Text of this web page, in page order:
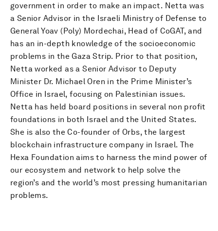
government in order to make an impact. Netta was
a Senior Advisor in the Israeli Ministry of Defense to
General Yoav (Poly) Mordechai, Head of CoGAT, and
has an in-depth knowledge of the socioeconomic
problems in the Gaza Strip. Prior to that position,
Netta worked as a Senior Advisor to Deputy
Minister Dr. Michael Oren in the Prime Minister’s
Office in Israel, focusing on Palestinian issues.
Netta has held board positions in several non profit
foundations in both Israel and the United States.
She is also the Co-founder of Orbs, the largest
blockchain infrastructure company in Israel. The
Hexa Foundation aims to harness the mind power of
our ecosystem and network to help solve the
region’s and the world’s most pressing humanitarian
problems.